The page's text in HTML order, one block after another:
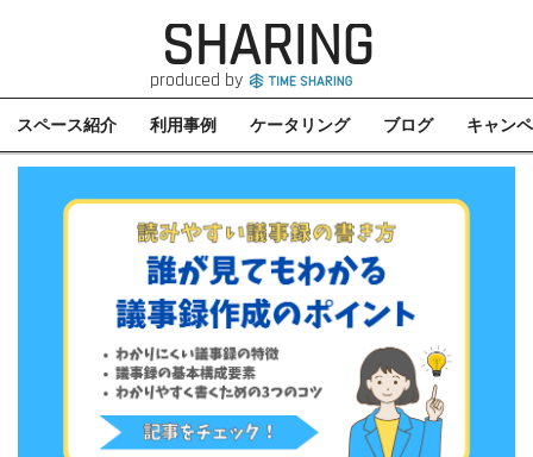
SHARING
produced by
スペース紹介 利用事例 ケータリング ブログ キャン